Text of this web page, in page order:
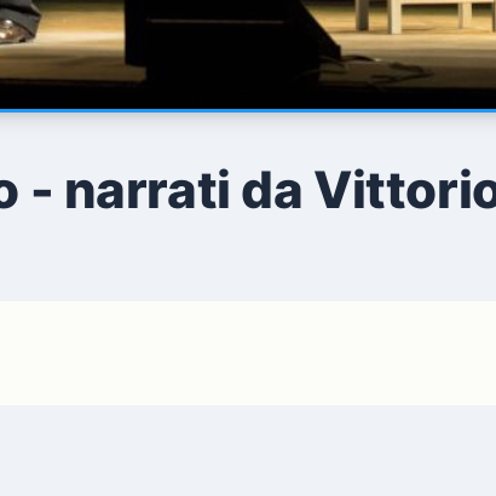
- narrati da